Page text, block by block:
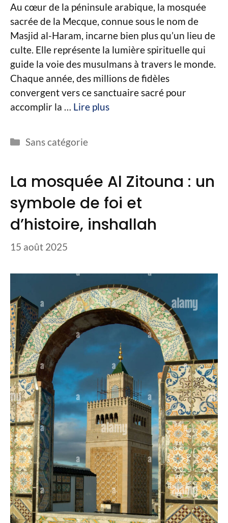
Au cœur de la péninsule arabique, la mosquée
sacrée de la Mecque, connue sous le nom de
Masjid al-Haram, incarne bien plus qu’un lieu de
culte. Elle représente la lumière spirituelle qui
guide la voie des musulmans à travers le monde.
Chaque année, des millions de fidèles
convergent vers ce sanctuaire sacré pour
accomplir la … Lire plus
Catégories
Sans catégorie
La mosquée Al Zitouna : un
symbole de foi et
d’histoire, inshallah
15 août 2025